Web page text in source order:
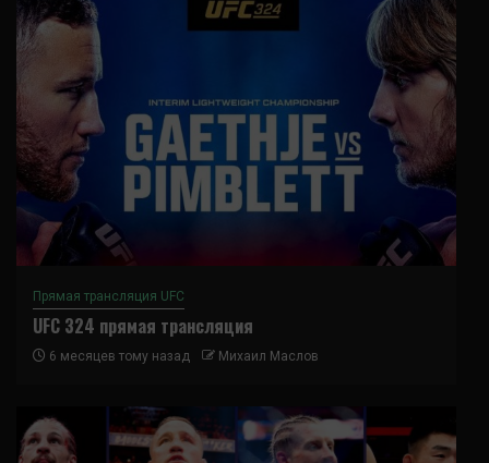
Прямая трансляция UFC
UFC 324 прямая трансляция
6 месяцев тому назад Михаил Маслов